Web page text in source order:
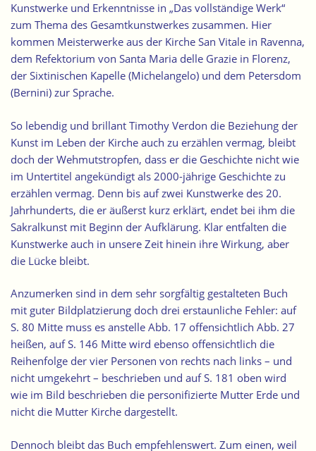
Kunstwerke und Erkenntnisse in „Das vollständige Werk“
zum Thema des Gesamtkunstwerkes zusammen. Hier
kommen Meisterwerke aus der Kirche San Vitale in Ravenna,
dem Refektorium von Santa Maria delle Grazie in Florenz,
der Sixtinischen Kapelle (Michelangelo) und dem Petersdom
(Bernini) zur Sprache.
So lebendig und brillant Timothy Verdon die Beziehung der
Kunst im Leben der Kirche auch zu erzählen vermag, bleibt
doch der Wehmutstropfen, dass er die Geschichte nicht wie
im Untertitel angekündigt als 2000-jährige Geschichte zu
erzählen vermag. Denn bis auf zwei Kunstwerke des 20.
Jahrhunderts, die er äußerst kurz erklärt, endet bei ihm die
Sakralkunst mit Beginn der Aufklärung. Klar entfalten die
Kunstwerke auch in unsere Zeit hinein ihre Wirkung, aber
die Lücke bleibt.
Anzumerken sind in dem sehr sorgfältig gestalteten Buch
mit guter Bildplatzierung doch drei erstaunliche Fehler: auf
S. 80 Mitte muss es anstelle Abb. 17 offensichtlich Abb. 27
heißen, auf S. 146 Mitte wird ebenso offensichtlich die
Reihenfolge der vier Personen von rechts nach links – und
nicht umgekehrt – beschrieben und auf S. 181 oben wird
wie im Bild beschrieben die personifizierte Mutter Erde und
nicht die Mutter Kirche dargestellt.
Dennoch bleibt das Buch empfehlenswert. Zum einen, weil